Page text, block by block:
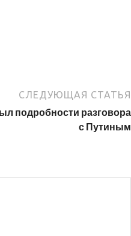
СЛЕДУЮЩАЯ СТАТЬЯ
подробности разговора
с Путиным